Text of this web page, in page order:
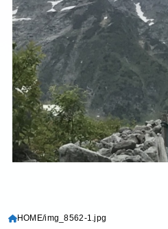
HOME img_8562-1.jpg